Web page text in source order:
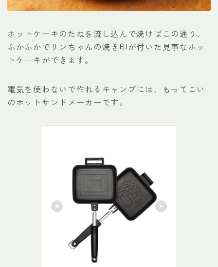
ホットケーキのたねを流し込んで焼けばこの通り、
ふかふかでリンちゃんの焼き印が付いた見事なホッ
トケーキができます。
電気を使わないで作れるキャンプには、もってこい
のホットサンドメーカーです。